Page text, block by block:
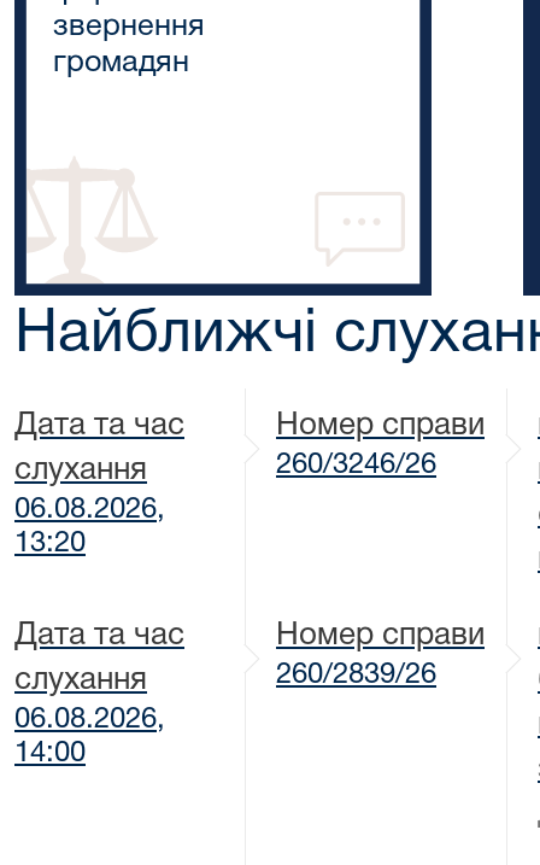
звернення
громадян
Найближчі
Дата та час
слухання
06.08.2026,
13:20
Номер справи
260/3246/26
Дата та час
слухання
06.08.2026,
14:00
Номер справи
260/2839/26